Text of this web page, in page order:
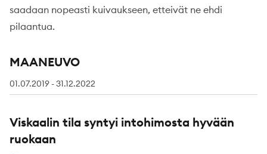
saadaan nopeasti kuivaukseen, etteivät ne ehdi
pilaantua.
MAANEUVO
01.07.2019 - 31.12.2022
Viskaalin tila syntyi intohimosta hyvään
ruokaan